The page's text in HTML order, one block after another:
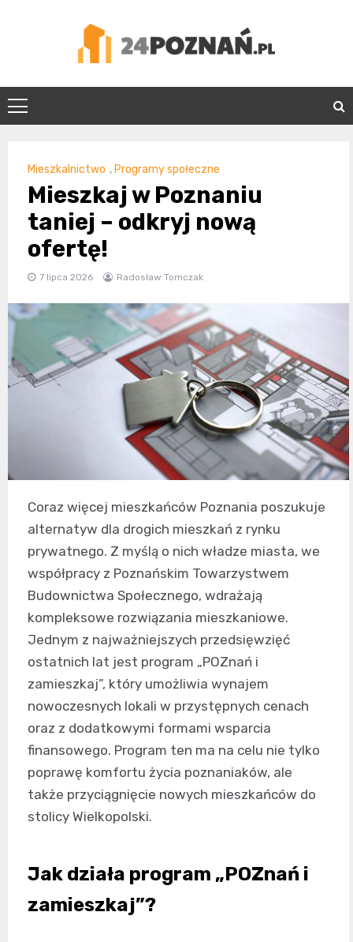
24Poznań.pl
Mieszkalnictwo , Programy społeczne
Mieszkaj w Poznaniu
taniej – odkryj nową
ofertę!
7 lipca 2026 Radosław Tomczak
Coraz więcej mieszkańców Poznania poszukuje
alternatyw dla drogich mieszkań z rynku
prywatnego. Z myślą o nich władze miasta, we
współpracy z Poznańskim Towarzystwem
Budownictwa Społecznego, wdrażają
kompleksowe rozwiązania mieszkaniowe.
Jednym z najważniejszych przedsięwzięć
ostatnich lat jest program „POZnań i
zamieszkaj”, który umożliwia wynajem
nowoczesnych lokali w przystępnych cenach
oraz z dodatkowymi formami wsparcia
finansowego. Program ten ma na celu nie tylko
poprawę komfortu życia poznaniaków, ale
także przyciągnięcie nowych mieszkańców do
stolicy Wielkopolski.
Jak działa program „POZnań i
zamieszkaj”?